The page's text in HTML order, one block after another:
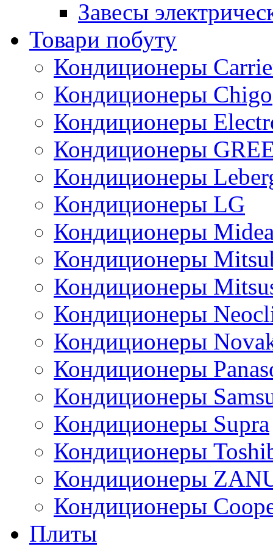
Завесы
Товари побуту
Кондиционеры
Кондиционеры Chigo
Кондиционеры
Кондиционеры
Кондиционеры
Кондиционеры LG
Кондиционеры
Кондиционеры
Кондиционеры
Кондиционеры
Кондиционеры
Кондиционеры
Кондиционеры
Кондиционеры Supra
Кондиционеры
Кондиционеры
Кондиционеры
Плиты